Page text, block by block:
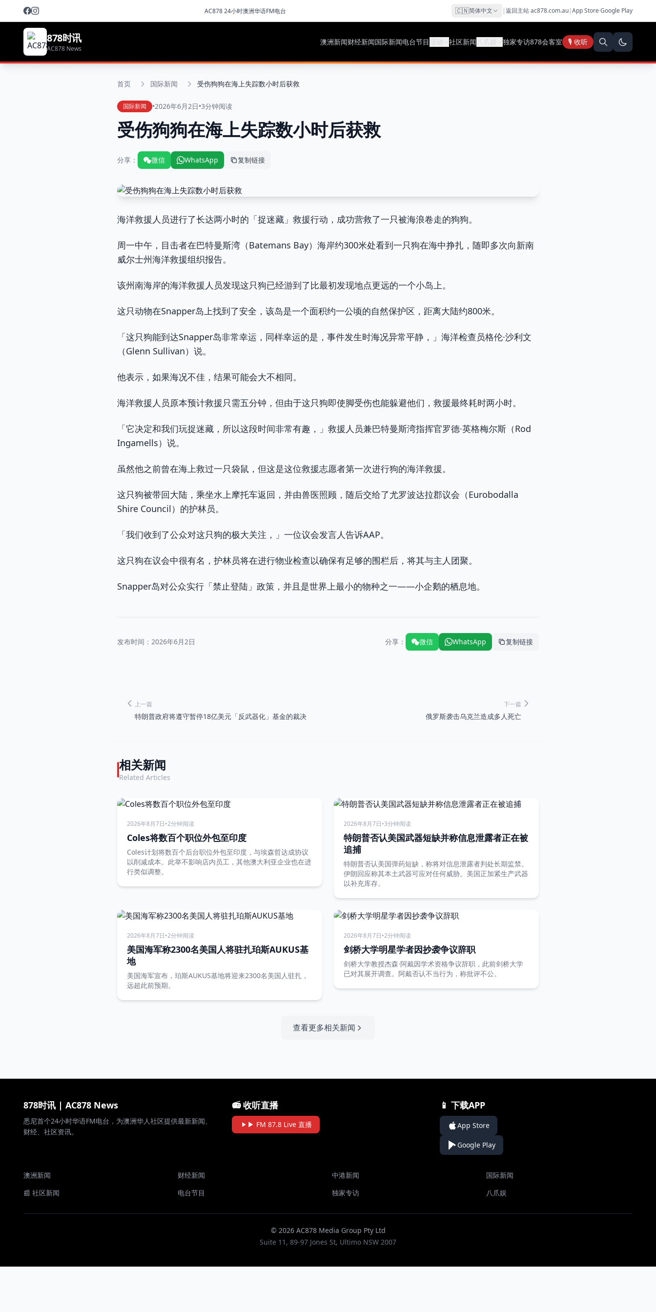
AC878 24小时澳洲华语FM电台 🇨🇳简体中文 |返回主站 ac878.com.au|App Store·Google Play
878时讯
AC878 News
澳洲新闻财经新闻国际新闻电台节目 活动 社区新闻 八爪娱 独家专访878会客室 🎙️ 收听
首页 国际新闻 受伤狗狗在海上失踪数小时后获救
国际新闻 •2026年6月2日•3分钟阅读
受伤狗狗在海上失踪数小时后获救
分享： 微信 WhatsApp 复制链接
海洋救援人员进行了长达两小时的「捉迷藏」救援行动，成功营救了一只被海浪卷走的狗狗。
周一中午，目击者在巴特曼斯湾（Batemans Bay）海岸约300米处看到一只狗在海中挣扎，随即多次向新南
威尔士州海洋救援组织报告。
该州南海岸的海洋救援人员发现这只狗已经游到了比最初发现地点更远的一个小岛上。
这只动物在Snapper岛上找到了安全，该岛是一个面积约一公顷的自然保护区，距离大陆约800米。
「这只狗能到达Snapper岛非常幸运，同样幸运的是，事件发生时海况异常平静，」海洋检查员格伦·沙利文
（Glenn Sullivan）说。
他表示，如果海况不佳，结果可能会大不相同。
海洋救援人员原本预计救援只需五分钟，但由于这只狗即使脚受伤也能躲避他们，救援最终耗时两小时。
「它决定和我们玩捉迷藏，所以这段时间非常有趣，」救援人员兼巴特曼斯湾指挥官罗德·英格梅尔斯（Rod
Ingamells）说。
虽然他之前曾在海上救过一只袋鼠，但这是这位救援志愿者第一次进行狗的海洋救援。
这只狗被带回大陆，乘坐水上摩托车返回，并由兽医照顾，随后交给了尤罗波达拉郡议会（Eurobodalla
Shire Council）的护林员。
「我们收到了公众对这只狗的极大关注，」一位议会发言人告诉AAP。
这只狗在议会中很有名，护林员将在进行物业检查以确保有足够的围栏后，将其与主人团聚。
Snapper岛对公众实行「禁止登陆」政策，并且是世界上最小的物种之一——小企鹅的栖息地。
发布时间： 2026年6月2日 分享： 微信 WhatsApp 复制链接
上一篇
特朗普政府将遵守暂停18亿美元「反武器化」基金的裁决
下一篇
俄罗斯袭击乌克兰造成多人死亡
相关新闻
Related Articles
2026年8月7日•2分钟阅读
Coles将数百个职位外包至印度
Coles计划将数百个后台职位外包至印度，与埃森哲达成协议
以削减成本。此举不影响店内员工，其他澳大利亚企业也在进
行类似调整。
2026年8月7日•3分钟阅读
特朗普否认美国武器短缺并称信息泄露者正在被
追捕
特朗普否认美国弹药短缺，称将对信息泄露者判处长期监禁。
伊朗回应称其本土武器可应对任何威胁。美国正加紧生产武器
以补充库存。
2026年8月7日•2分钟阅读
美国海军称2300名美国人将驻扎珀斯AUKUS基
地
美国海军宣布，珀斯AUKUS基地将迎来2300名美国人驻扎，
远超此前预期。
2026年8月7日•2分钟阅读
剑桥大学明星学者因抄袭争议辞职
剑桥大学教授杰森·阿戴因学术资格争议辞职，此前剑桥大学
已对其展开调查。阿戴否认不当行为，称批评不公。
查看更多相关新闻
878时讯 | AC878 News
悉尼首个24小时华语FM电台，为澳洲华人社区提供最新新闻、
财经、社区资讯。
📻 收听直播
▶ FM 87.8 Live 直播
📱 下载APP
App Store
Google Play
澳洲新闻 财经新闻 中港新闻
国际新闻
📰 社区新闻
电台节目 独家专访 八爪娱
© 2026 AC878 Media Group Pty Ltd
Suite 11, 89-97 Jones St, Ultimo NSW 2007